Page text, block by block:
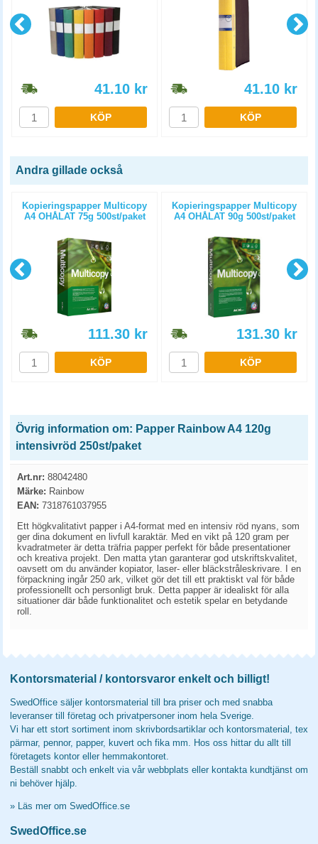
41.10 kr
KÖP
41.10 kr
KÖP
Andra gillade också
Kopieringspapper Multicopy
A4 OHÅLAT 75g 500st/paket
111.30 kr
KÖP
Kopieringspapper Multicopy
A4 OHÅLAT 90g 500st/paket
131.30 kr
KÖP
Övrig information om: Papper Rainbow A4 120g
intensivröd 250st/paket
Art.nr: 88042480
Märke: Rainbow
EAN: 7318761037955
Ett högkvalitativt papper i A4-format med en intensiv röd nyans, som
ger dina dokument en livfull karaktär. Med en vikt på 120 gram per
kvadratmeter är detta träfria papper perfekt för både presentationer
och kreativa projekt. Den matta ytan garanterar god utskriftskvalitet,
oavsett om du använder kopiator, laser- eller bläckstråleskrivare. I en
förpackning ingår 250 ark, vilket gör det till ett praktiskt val för både
professionellt och personligt bruk. Detta papper är idealiskt för alla
situationer där både funktionalitet och estetik spelar en betydande
roll.
Kontorsmaterial / kontorsvaror enkelt och billigt!
SwedOffice säljer kontorsmaterial till bra priser och med snabba
leveranser till företag och privatpersoner inom hela Sverige.
Vi har ett stort sortiment inom skrivbordsartiklar och kontorsmaterial, tex
pärmar, pennor, papper, kuvert och fika mm. Hos oss hittar du allt till
företagets kontor eller hemmakontoret.
Beställ snabbt och enkelt via vår webbplats eller kontakta kundtjänst om
ni behöver hjälp.
» Läs mer om SwedOffice.se
SwedOffice.se